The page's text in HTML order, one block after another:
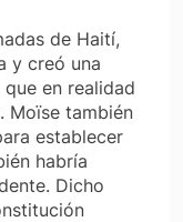
de Haití,
y creó una
en realidad
Moïse también
establecer
habría
Dicho